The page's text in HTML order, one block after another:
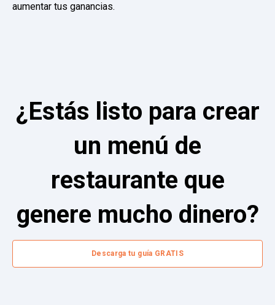
aumentar tus ganancias.
¿Estás listo para crear
un menú de
restaurante que
genere mucho dinero?
Descarga tu guía GRATIS